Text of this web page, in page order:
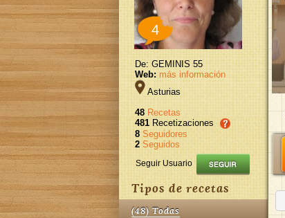
4
De: GEMINIS 55
Web: más información
Asturias
48 Recetas
481 Recetizaciones
8 Seguidores
2 Seguidos
Seguir Usuario
Tipos de recetas
(48) Todas